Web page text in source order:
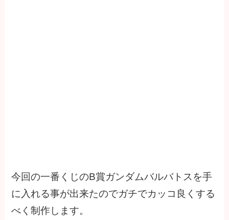
今回の一番くじのB賞ガンダムバルバトスを手
に入れる事が出来たのでガチでカッコ良くする
べく制作します。